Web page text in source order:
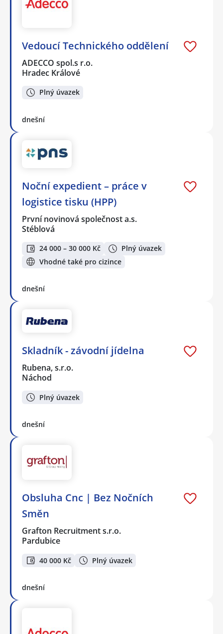
Vedoucí Technického oddělení
ADECCO spol.s r.o.
Hradec Králové
Plný úvazek
dnešní
Noční expedient – práce v
logistice tisku (HPP)
První novinová společnost a.s.
Stéblová
24 000 – 30 000 Kč
Plný úvazek
Vhodné také pro cizince
dnešní
Skladník - závodní jídelna
Rubena, s.r.o.
Náchod
Plný úvazek
dnešní
Obsluha Cnc | Bez Nočních
Směn
Grafton Recruitment s.r.o.
Pardubice
40 000 Kč Plný úvazek
dnešní